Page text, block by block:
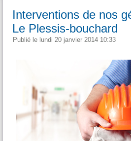
Interventions de nos
Le Plessis-bouchard
Publié le lundi 20 janvier 2014 10:33